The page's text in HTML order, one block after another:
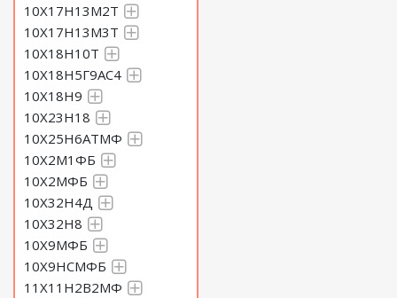
10Х17Н13М2Т
10Х17Н13М3Т
10Х18Н10Т
10Х18Н5Г9АС4
10Х18Н9
10Х23Н18
10Х25Н6АТМФ
10Х2М1ФБ
10Х2МФБ
10Х32Н4Д
10Х32Н8
10Х9МФБ
10Х9НСМФБ
11Х11Н2В2МФ